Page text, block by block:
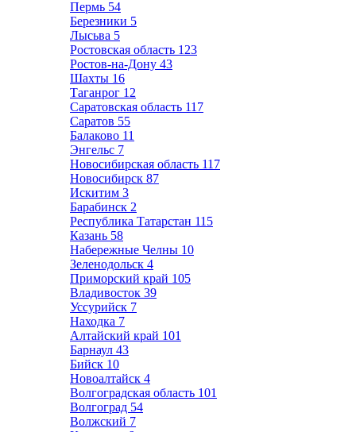
Пермь 54
Березники 5
Лысьва 5
Ростовская область 123
Ростов-на-Дону 43
Шахты 16
Таганрог 12
Саратовская область 117
Саратов 55
Балаково 11
Энгельс 7
Новосибирская область 117
Новосибирск 87
Искитим 3
Барабинск 2
Республика Татарстан 115
Казань 58
Набережные Челны 10
Зеленодольск 4
Приморский край 105
Владивосток 39
Уссурийск 7
Находка 7
Алтайский край 101
Барнаул 43
Бийск 10
Новоалтайск 4
Волгоградская область 101
Волгоград 54
Волжский 7